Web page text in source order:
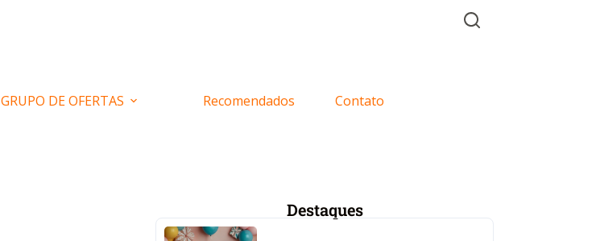
GRUPO DE OFERTAS Recomendados Contato
Destaques